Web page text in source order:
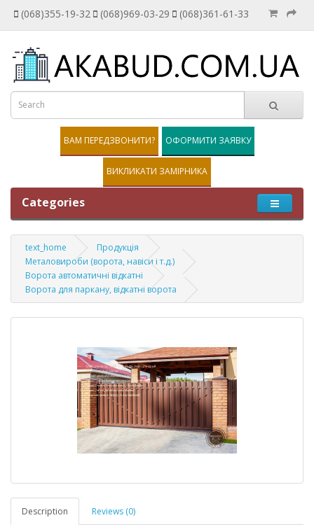
(068)355-19-32 (068)969-03-29 (068)361-61-33
ВАМ ПЕРЕДЗВОНИТИ? ОФОРМИТИ ЗАЯВКУ
ВИКЛИКАТИ ЗАМІРНИКА
Categories
text_home
Продукція
Металовироби (ворота, навіси і т.д.)
Ворота автоматичні відкатні
Ворота для паркану, відкатні ворота
Description Reviews (0)